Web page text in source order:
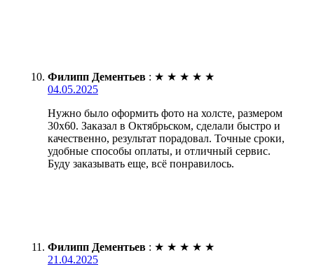
Филипп Дементьев : ★ ★ ★ ★ ★
04.05.2025
Нужно было оформить фото на холсте, размером
30х60. Заказал в Октябрьском, сделали быстро и
качественно, результат порадовал. Точные сроки,
удобные способы оплаты, и отличный сервис.
Буду заказывать еще, всё понравилось.
Филипп Дементьев : ★ ★ ★ ★ ★
21.04.2025